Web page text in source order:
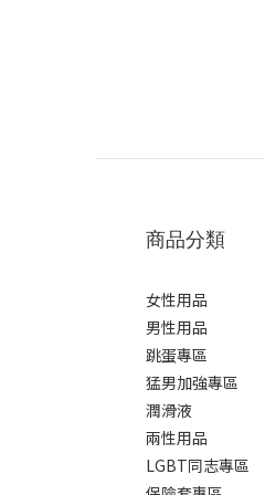
商品分類
女性用品
男性用品
跳蛋專區
猛男加強專區
潤滑液
兩性用品
LGBT同志專區